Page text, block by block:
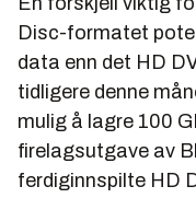
Disc-formatet
data enn det HD
tidligere denne
mulig å lagre 100
firelagsutgave av
ferdiginnspilte HD